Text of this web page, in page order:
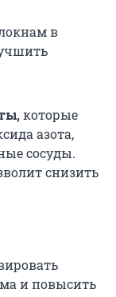
в
которые
азота,
сосуды.
снизить
и повысить